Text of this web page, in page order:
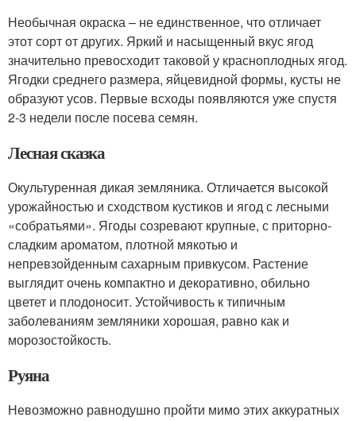
Необычная окраска – не единственное, что отличает
этот сорт от других. Яркий и насыщенный вкус ягод
значительно превосходит таковой у красноплодных ягод.
Ягодки среднего размера, яйцевидной формы, кусты не
образуют усов. Первые всходы появляются уже спустя
2-3 недели после посева семян.
Лесная сказка
Окультуренная дикая земляника. Отличается высокой
урожайностью и сходством кустиков и ягод с лесными
«собратьями». Ягоды созревают крупные, с приторно-
сладким ароматом, плотной мякотью и
непревзойденным сахарным привкусом. Растение
выглядит очень компактно и декоративно, обильно
цветет и плодоносит. Устойчивость к типичным
заболеваниям земляники хорошая, равно как и
морозостойкость.
Руяна
Невозможно равнодушно пройти мимо этих аккуратных